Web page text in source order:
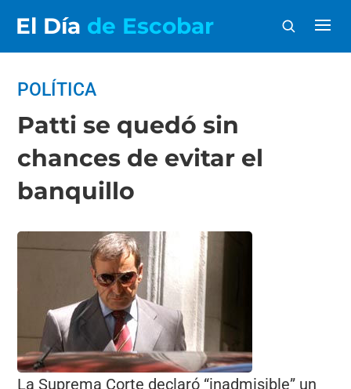
El Día de Escobar
POLÍTICA
Patti se quedó sin
chances de evitar el
banquillo
La Suprema Corte declaró “inadmisible” un